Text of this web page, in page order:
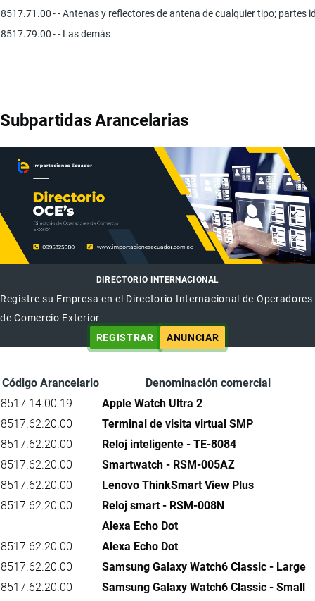
8517.71.00- - Antenas y reflectores de antena de cualquier tipo;
8517.79.00- - Las demás
Subpartidas Arancelarias
DIRECTORIO INTERNACIONAL
Registre su Empresa en el Directorio Internacional de Operadores
de Comercio Exterior
REGISTRAR
ANUNCIAR
Código Arancelario
Denominación comercial
8517.14.00.19
Apple Watch Ultra 2
8517.62.20.00
Terminal de visita virtual SMP
8517.62.20.00
Reloj inteligente - TE-8084
8517.62.20.00
Smartwatch - RSM-005AZ
8517.62.20.00
Lenovo ThinkSmart View Plus
8517.62.20.00
Reloj smart - RSM-008N
Alexa Echo Dot
8517.62.20.00
Alexa Echo Dot
8517.62.20.00
Samsung Galaxy Watch6 Classic - Large
8517.62.20.00
Samsung Galaxy Watch6 Classic - Small